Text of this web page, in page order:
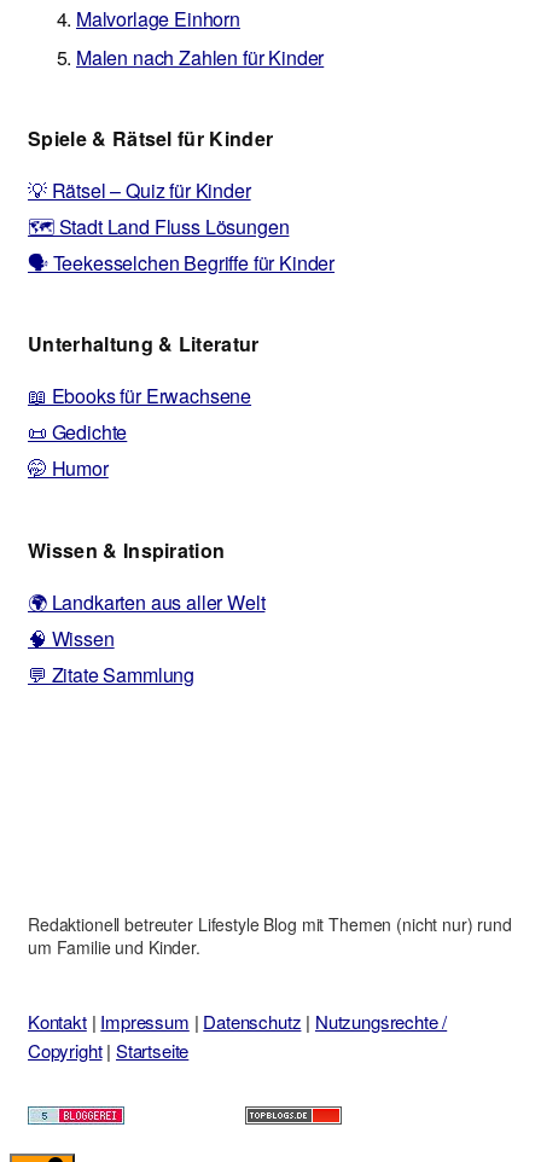
Malvorlage Einhorn
Malen nach Zahlen für Kinder
Spiele & Rätsel für Kinder
💡 Rätsel – Quiz für Kinder
🗺️ Stadt Land Fluss Lösungen
🗣️ Teekesselchen Begriffe für Kinder
Unterhaltung & Literatur
📖 Ebooks für Erwachsene
📜 Gedichte
🤭 Humor
Wissen & Inspiration
🌍 Landkarten aus aller Welt
🧠 Wissen
💬 Zitate Sammlung
Redaktionell betreuter Lifestyle Blog mit Themen (nicht nur) rund
um Familie und Kinder.
Kontakt| Impressum | Datenschutz | Nutzungsrechte /
Copyright| Startseite